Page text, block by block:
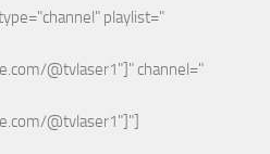
playlist="
@tvlaser1"]" channel="
@tvlaser1"]"]